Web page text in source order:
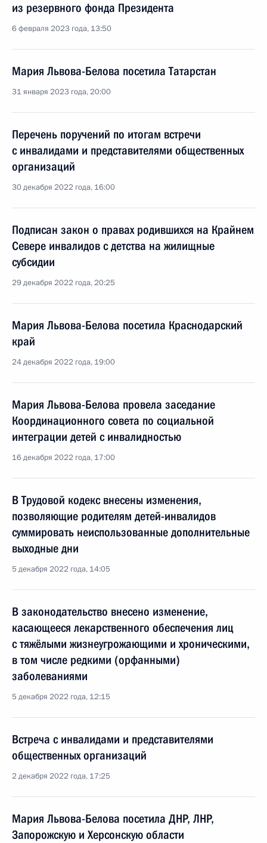
из резервного фонда Президента
6 февраля 2023 года, 13:50
Мария Львова-Белова посетила Татарстан
31 января 2023 года, 20:00
Перечень поручений по итогам встречи
с инвалидами и представителями общественных
организаций
30 декабря 2022 года, 16:00
Подписан закон о правах родившихся на Крайнем
Севере инвалидов с детства на жилищные
субсидии
29 декабря 2022 года, 20:25
Мария Львова-Белова посетила Краснодарский
край
24 декабря 2022 года, 19:00
Мария Львова-Белова провела заседание
Координационного совета по социальной
интеграции детей с инвалидностью
16 декабря 2022 года, 17:00
В Трудовой кодекс внесены изменения,
позволяющие родителям детей-инвалидов
суммировать неиспользованные дополнительные
выходные дни
5 декабря 2022 года, 14:05
В законодательство внесено изменение,
касающееся лекарственного обеспечения лиц
с тяжёлыми жизнеугрожающими и хроническими,
в том числе редкими (орфанными)
заболеваниями
5 декабря 2022 года, 12:15
Встреча с инвалидами и представителями
общественных организаций
2 декабря 2022 года, 17:25
Мария Львова-Белова посетила ДНР, ЛНР,
Запорожскую и Херсонскую области